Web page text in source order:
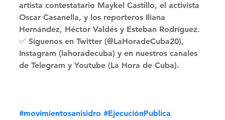
artista contestatario Maykel Castillo, el activista
Oscar Casanella, y los reporteros Iliana
Hernández, Héctor Valdés y Esteban Rodríguez.
✅ Síguenos en Twitter (@LaHoradeCuba20),
Instagram (lahoradecuba) y en nuestros canales
de Telegram y Youtube (La Hora de Cuba).
#movimientosanisidro #EjecuciónPublica